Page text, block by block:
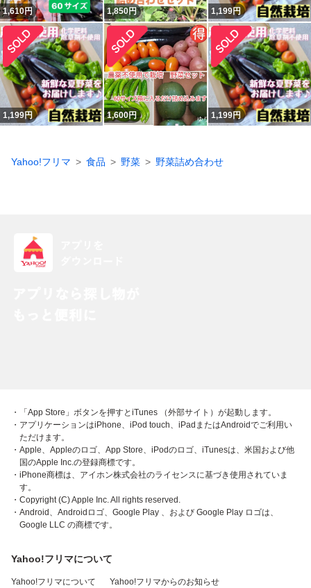
1,610円 1,850円 1,199円
1,199円 1,600円 1,199円
Yahoo!フリマ 食品 野菜 野菜詰め合わせ
・「App Store」ボタンを押すとiTunes （外部サイト）が起動します。
・アプリケーションはiPhone、iPod touch、iPadまたはAndroidでご利用い
ただけます。
・Apple、Appleのロゴ、App Store、iPodのロゴ、iTunesは、米国および他
国のApple Inc.の登録商標です。
・iPhone商標は、アイホン株式会社のライセンスに基づき使用されていま
す。
・Copyright (C) Apple Inc. All rights reserved.
・Android、Androidロゴ、Google Play 、および Google Play ロゴは、
Google LLC の商標です。
Yahoo!フリマについて
Yahoo!フリマについて Yahoo!フリマからのお知らせ